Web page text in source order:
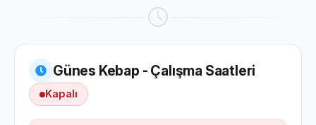
Günes Kebap - Çalışma Saatleri
Kapalı